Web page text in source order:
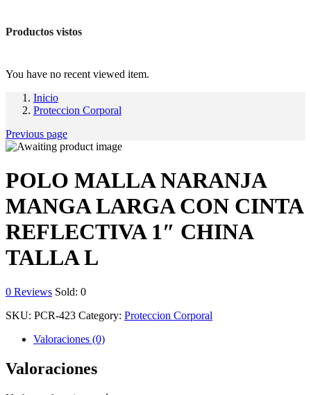
Productos vistos
You have no recent viewed item.
Inicio
Proteccion Corporal
Previous page
POLO MALLA NARANJA
MANGA LARGA CON CINTA
REFLECTIVA 1″ CHINA
TALLA L
0 Reviews Sold: 0
SKU: PCR-423 Category: Proteccion Corporal
Valoraciones (0)
Valoraciones